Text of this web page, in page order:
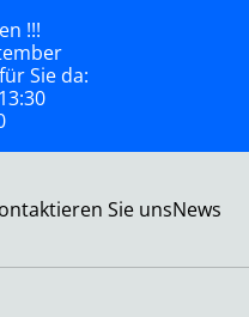
!!!
Sie da:
Sie unsNews